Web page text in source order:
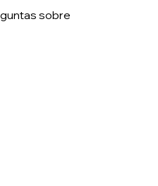
sobre